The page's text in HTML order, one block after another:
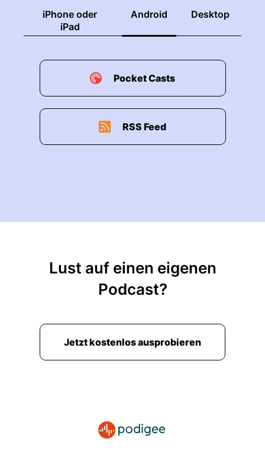
iPhone oder
iPad
Android Desktop
Pocket Casts
RSS Feed
Lust auf einen eigenen
Podcast?
Jetzt kostenlos ausprobieren